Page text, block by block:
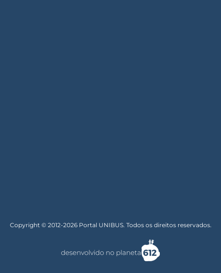
Copyright © 2012-2026 Portal UNIBUS. Todos os direitos reservados.